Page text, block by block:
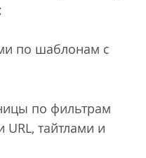
по шаблонам с
по фильтрам
URL, тайтлами и